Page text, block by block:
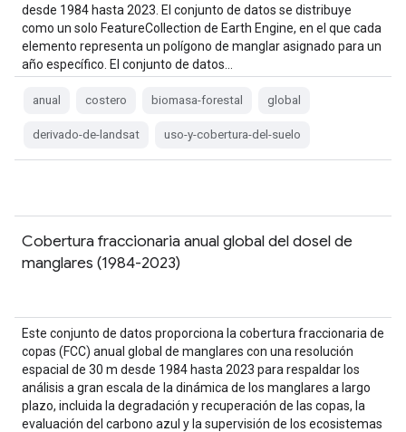
desde 1984 hasta 2023. El conjunto de datos se distribuye
como un solo FeatureCollection de Earth Engine, en el que cada
elemento representa un polígono de manglar asignado para un
año específico. El conjunto de datos…
anual costero biomasa-forestal global
derivado-de-landsat uso-y-cobertura-del-suelo
Cobertura fraccionaria anual global del dosel de
manglares (1984-2023)
Este conjunto de datos proporciona la cobertura fraccionaria de
copas (FCC) anual global de manglares con una resolución
espacial de 30 m desde 1984 hasta 2023 para respaldar los
análisis a gran escala de la dinámica de los manglares a largo
plazo, incluida la degradación y recuperación de las copas, la
evaluación del carbono azul y la supervisión de los ecosistemas